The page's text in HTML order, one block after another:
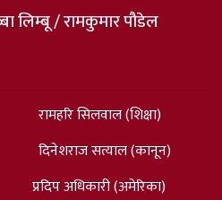
लिम्बू / रामकुमार पौडेल
रामहरि सिलवाल (शिक्षा)
दिनेशराज सत्याल (कानून)
प्रदिप अधिकारी (अमेरिका)